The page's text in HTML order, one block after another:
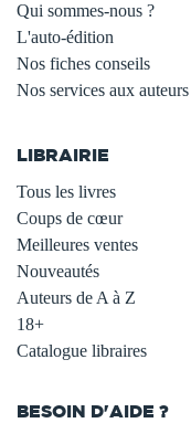
Qui sommes-nous ?
L'auto-édition
Nos fiches conseils
Nos services aux auteurs
LIBRAIRIE
Tous les livres
Coups de cœur
Meilleures ventes
Nouveautés
Auteurs de A à Z
18+
Catalogue libraires
BESOIN D'AIDE ?